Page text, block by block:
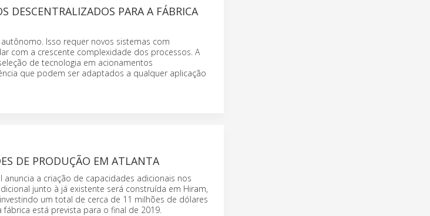
DESCENTRALIZADOS PARA A FÁBRICA
Isso requer novos sistemas com
com a crescente complexidade dos processos. A
de tecnologia em acionamentos
que podem ser adaptados a qualquer aplicação
DE PRODUÇÃO EM ATLANTA
anuncia a criação de capacidades adicionais nos
junto à já existente será construída em Hiram,
um total de cerca de 11 milhões de dólares
está prevista para o final de 2019.